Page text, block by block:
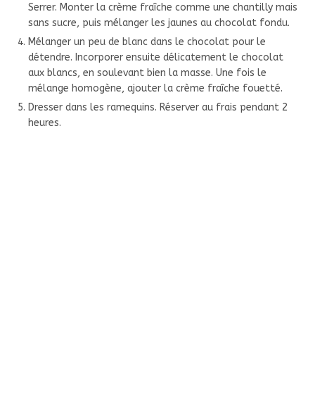
Serrer. Monter la crème fraîche comme une chantilly mais
sans sucre, puis mélanger les jaunes au chocolat fondu.
Mélanger un peu de blanc dans le chocolat pour le
détendre. Incorporer ensuite délicatement le chocolat
aux blancs, en soulevant bien la masse. Une fois le
mélange homogène, ajouter la crème fraîche fouetté.
Dresser dans les ramequins. Réserver au frais pendant 2
heures.